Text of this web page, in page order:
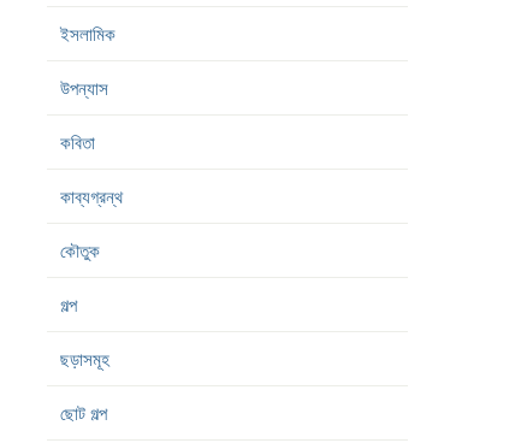
ইসলামিক
উপন্যাস
কবিতা
কাব্যগ্রন্থ
কৌতুক
গল্প
ছড়াসমূহ
ছোট গল্প